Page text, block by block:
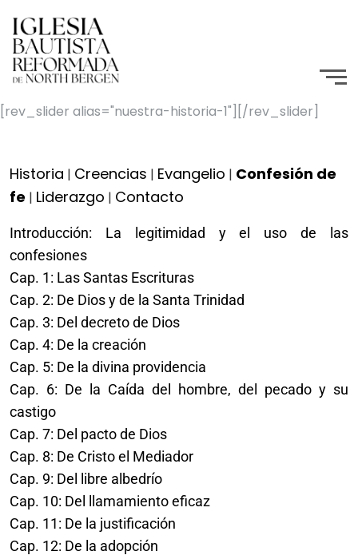
[rev_slider alias="nuestra-historia-1"][/rev_slider]
Historia | Creencias | Evangelio | Confesión de
fe | Liderazgo | Contacto
Introducción: La legitimidad y el uso de las
confesiones
Cap. 1: Las Santas Escrituras
Cap. 2: De Dios y de la Santa Trinidad
Cap. 3: Del decreto de Dios
Cap. 4: De la creación
Cap. 5: De la divina providencia
Cap. 6: De la Caída del hombre, del pecado y su
castigo
Cap. 7: Del pacto de Dios
Cap. 8: De Cristo el Mediador
Cap. 9: Del libre albedrío
Cap. 10: Del llamamiento eficaz
Cap. 11: De la justificación
Cap. 12: De la adopción